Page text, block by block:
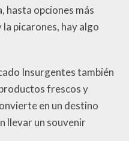
hasta opciones más
picarones, hay algo
Insurgentes también
frescos y
en un destino
llevar un souvenir